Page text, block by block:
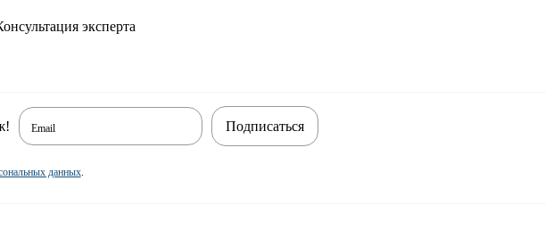
эксперта
Email
данных.
Подписаться